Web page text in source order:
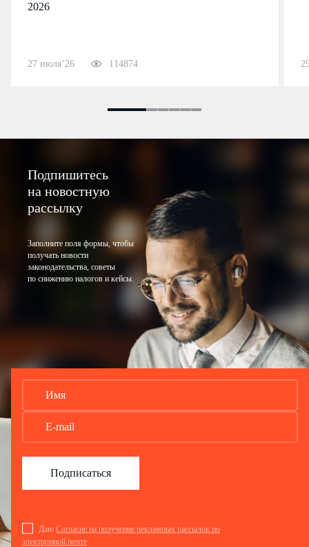
2026
27 июля’26 114874
Подпишитесь
на новостную
рассылку
Заполните поля формы, чтобы
получать новости
законодательства, советы
по снижению налогов и кейсы.
Даю Согласие на получение рекламных рассылок по
электронной почте
Подписаться